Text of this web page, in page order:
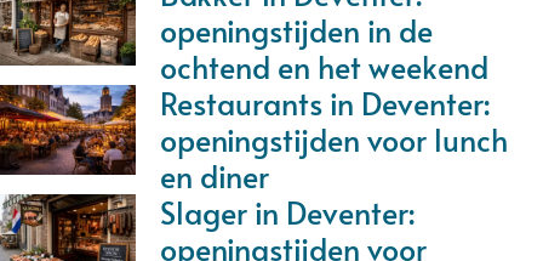
openingstijden in de
ochtend en het weekend
Restaurants in Deventer:
openingstijden voor lunch
en diner
Slager in Deventer:
openingstijden voor